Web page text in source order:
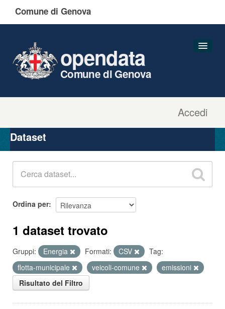
Comune di Genova
Accedi
opendata
Comune di Genova
Organizzazioni
Gruppi
Dataset
Ordina per
1 dataset trovato
Gruppi: Energia Formati: CSV
Tag:
flotta-municipale
veicoli-comune
emissioni
Risultato del Filtro